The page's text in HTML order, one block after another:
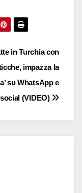
in Turchia con
impazza la
su WhatsApp e
social (VIDEO)